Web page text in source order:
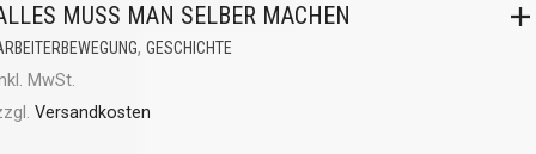
MUSS MAN SELBER MACHEN
, GESCHICHTE
MwSt.
Versandkosten